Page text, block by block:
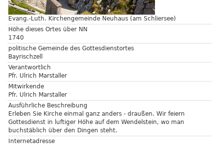
Evang.-Luth. Kirchengemeinde Neuhaus (am Schliersee)
Höhe dieses Ortes über NN
1740
politische Gemeinde des Gottesdienstortes
Bayrischzell
Verantwortlich
Pfr. Ulrich Marstaller
Mitwirkende
Pfr. Ulrich Marstaller
Ausführliche Beschreibung
Erleben Sie Kirche einmal ganz anders - draußen. Wir feiern
Gottesdienst in luftiger Höhe auf dem Wendelstein, wo man
buchstäblich über den Dingen steht.
Internetadresse